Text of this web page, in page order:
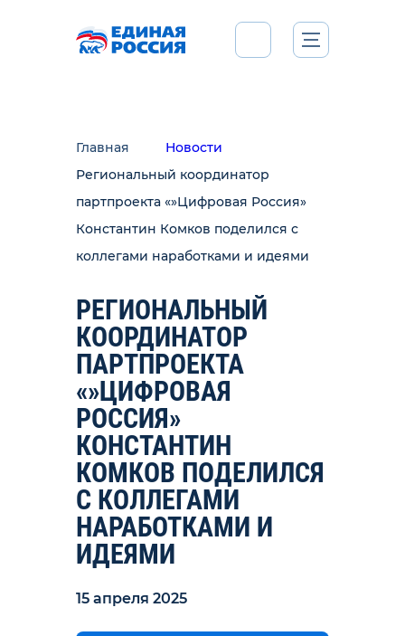
Главная
Новости
Региональный координатор
партпроекта «»Цифровая Россия»
Константин Комков поделился с
коллегами наработками и идеями
РЕГИОНАЛЬНЫЙ
КООРДИНАТОР
ПАРТПРОЕКТА
«»ЦИФРОВАЯ
РОССИЯ»
КОНСТАНТИН
КОМКОВ ПОДЕЛИЛСЯ
С КОЛЛЕГАМИ
НАРАБОТКАМИ И
ИДЕЯМИ
15 апреля 2025